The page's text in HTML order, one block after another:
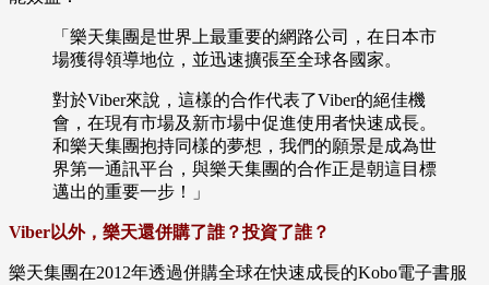
「樂天集團是世界上最重要的網路公司，在日本市
場獲得領導地位，並迅速擴張至全球各國家。
對於Viber來說，這樣的合作代表了Viber的絕佳機
會，在現有市場及新市場中促進使用者快速成長。
和樂天集團抱持同樣的夢想，我們的願景是成為世
界第一通訊平台，與樂天集團的合作正是朝這目標
邁出的重要一步！」
Viber以外，樂天還併購了誰？投資了誰？
樂天集團在2012年透過併購全球在快速成長的Kobo電子書服